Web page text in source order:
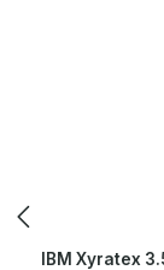
IBM Xyratex